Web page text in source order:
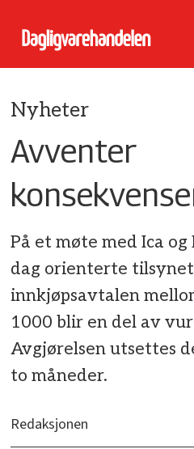
Nyheter
Avventer
På et møte med Ica
dag orienterte
innkjøpsavtalen
1000 blir en del av
Avgjørelsen utsettes
to måneder.
Redaksjonen